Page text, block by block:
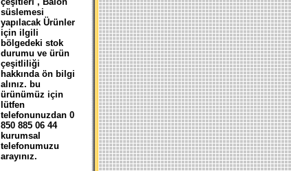
süslemesi
yapılacak Ürünler
için ilgili
bölgedeki stok
durumu ve ürün
çeşitliliği
hakkında ön bilgi
alınız. bu
ürünümüz için
lütfen
telefonunuzdan 0
850 885 06 44
kurumsal
telefonumuzu
arayınız.